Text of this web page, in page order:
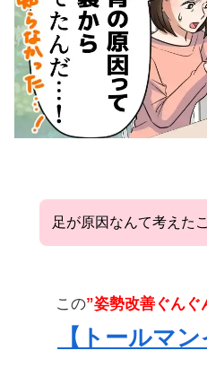
足が原因なんて考えた
この”姿勢改善ぐんぐ
【トールマ